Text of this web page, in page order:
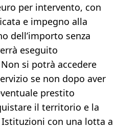
per intervento, con
e impegno alla
dell’importo senza
eseguito
si potrà accedere
se non dopo aver
prestito
il territorio e la
con una lotta a